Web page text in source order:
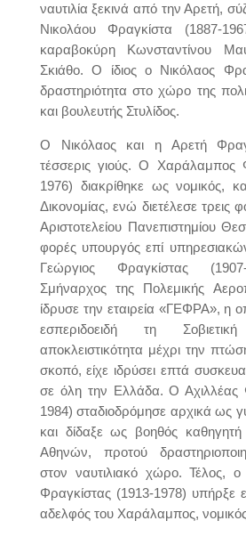
ναυτιλία ξεκινά από την Αρετή,
Νικολάου Φραγκίστα (1887-
καραβοκύρη Κωνσταντίνου
Σκιάθο. Ο ίδιος ο Νικόλαος
δραστηριότητα στο χώρο της
και βουλευτής Στυλίδος.
Ο Νικόλαος και η Αρετή
τέσσερις γιούς. Ο Χαράλαμπος
1976) διακρίθηκε ως νομικός,
Δικονομίας, ενώ διετέλεσε τρεις
Αριστοτελείου Πανεπιστημίου
φορές υπουργός επί
Γεώργιος Φραγκίστας
Σμήναρχος της Πολεμικής
ίδρυσε την εταιρεία «ΓΕΦΡΑ», η
εσπεριδοειδή τη
αποκλειστικότητα μέχρι την
σκοπό, είχε ιδρύσει επτά
σε όλη την Ελλάδα. Ο Αχιλλέας
1984) σταδιοδρόμησε αρχικά ως
και δίδαξε ως βοηθός καθηγητή
Αθηνών, προτού
στον ναυτιλιακό χώρο. Τέλος, ο
Φραγκίστας (1913-1978) υπήρξε
αδελφός του Χαράλαμπος,